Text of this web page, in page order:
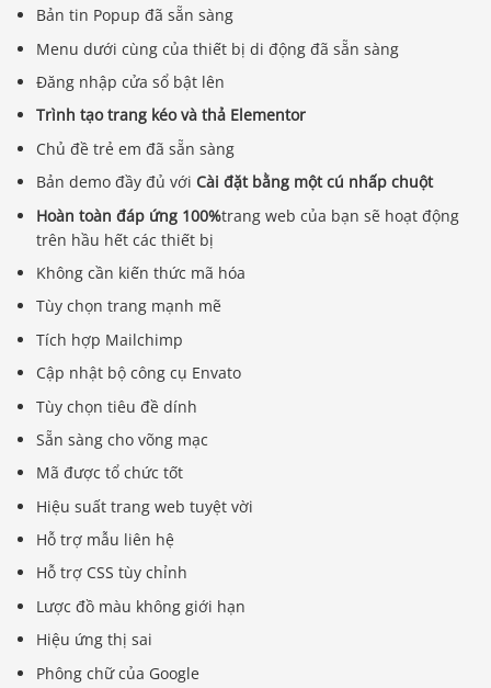
Bản tin Popup đã sẵn sàng
Menu dưới cùng của thiết bị di động đã sẵn sàng
Đăng nhập cửa sổ bật lên
Trình tạo trang kéo và thả Elementor
Chủ đề trẻ em đã sẵn sàng
Bản demo đầy đủ với Cài đặt bằng một cú nhấp chuột
Hoàn toàn đáp ứng 100%trang web của bạn sẽ hoạt động
trên hầu hết các thiết bị
Không cần kiến ​​thức mã hóa
Tùy chọn trang mạnh mẽ
Tích hợp Mailchimp
Cập nhật bộ công cụ Envato
Tùy chọn tiêu đề dính
Sẵn sàng cho võng mạc
Mã được tổ chức tốt
Hiệu suất trang web tuyệt vời
Hỗ trợ mẫu liên hệ
Hỗ trợ CSS tùy chỉnh
Lược đồ màu không giới hạn
Hiệu ứng thị sai
Phông chữ của Google